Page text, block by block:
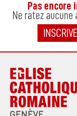
Pas
Ne ratez